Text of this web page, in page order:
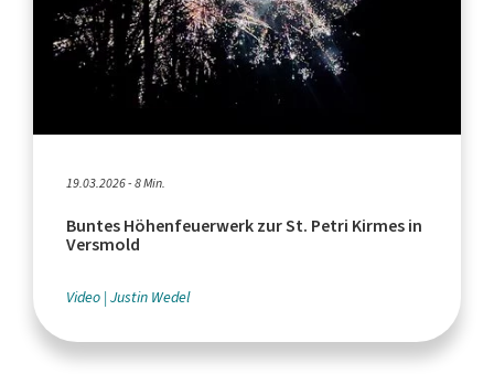
19.03.2026 - 8 Min.
Buntes Höhenfeuerwerk zur St. Petri Kirmes in
Versmold
Video Justin Wedel